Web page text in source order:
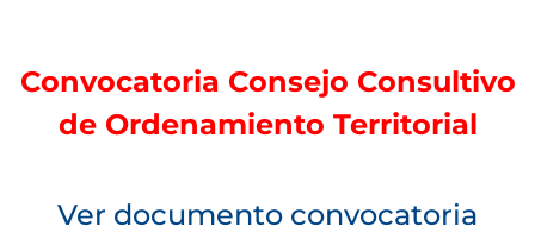
Convocatoria Consejo Consultivo
de Ordenamiento Territorial
Ver documento convocatoria